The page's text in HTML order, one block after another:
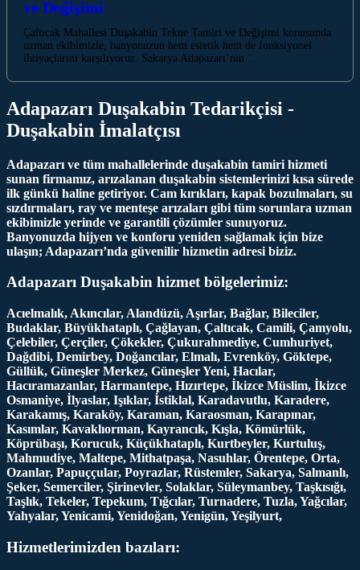
ve Değişimi
Çaltıcak Mahallesi Duşakabin Tekne Tamiri ve Değişimi konusunda
uzman ekibimizle, banyonuzun hem estetik hem de fonksiyonel
ihtiyaçlarını karşılıyoruz. Sakarya Adapazarı’nın…
Adapazarı Duşakabin Tedarikçisi -
Duşakabin İmalatçısı
Adapazarı ve tüm mahallelerinde duşakabin tamiri hizmeti
sunan firmamız, arızalanan duşakabin sistemlerinizi kısa sürede
ilk günkü haline getiriyor. Cam kırıkları, kapak bozulmaları, su
sızdırmaları, ray ve menteşe arızaları gibi tüm sorunlara uzman
ekibimizle yerinde ve garantili çözümler sunuyoruz.
Banyonuzda hijyen ve konforu yeniden sağlamak için bize
ulaşın; Adapazarı’nda güvenilir hizmetin adresi biziz.
Adapazarı Duşakabin hizmet bölgelerimiz:
Acıelmalık, Akıncılar, Alandüzü, Aşırlar, Bağlar, Bileciler,
Budaklar, Büyükhataplı, Çağlayan, Çaltıcak, Camili, Çamyolu,
Çelebiler, Çerçiler, Çökekler, Çukurahmediye, Cumhuriyet,
Dağdibi, Demirbey, Doğancılar, Elmalı, Evrenköy, Göktepe,
Güllük, Güneşler Merkez, Güneşler Yeni, Hacılar,
Hacıramazanlar, Harmantepe, Hızırtepe, İkizce Müslim, İkizce
Osmaniye, İlyaslar, Işıklar, İstiklal, Karadavutlu, Karadere,
Karakamış, Karaköy, Karaman, Karaosman, Karapınar,
Kasımlar, Kavaklıorman, Kayrancık, Kışla, Kömürlük,
Köprübaşı, Korucuk, Küçükhataplı, Kurtbeyler, Kurtuluş,
Mahmudiye, Maltepe, Mithatpaşa, Nasuhlar, Örentepe, Orta,
Ozanlar, Papuççular, Poyrazlar, Rüstemler, Sakarya, Salmanlı,
Şeker, Semerciler, Şirinevler, Solaklar, Süleymanbey, Taşkısığı,
Taşlık, Tekeler, Tepekum, Tığcılar, Turnadere, Tuzla, Yağcılar,
Yahyalar, Yenicami, Yenidoğan, Yenigün, Yeşilyurt,
Hizmetlerimizden bazıları: